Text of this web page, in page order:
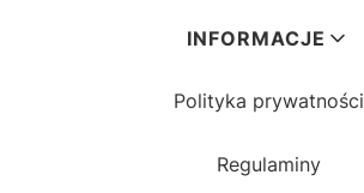
INFORMACJE
Polityka prywatności
Regulaminy